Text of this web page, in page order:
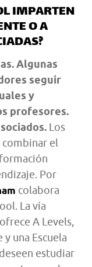
IMPARTEN
O A
Algunas
seguir
y
profesores.
Los
el
Por
colabora
La vía
A Levels,
una Escuela
estudiar